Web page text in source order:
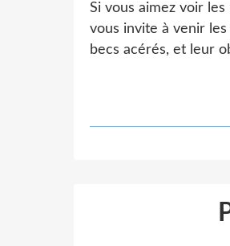
Si vous aimez voir
vous invite à venir
becs acérés, et leur